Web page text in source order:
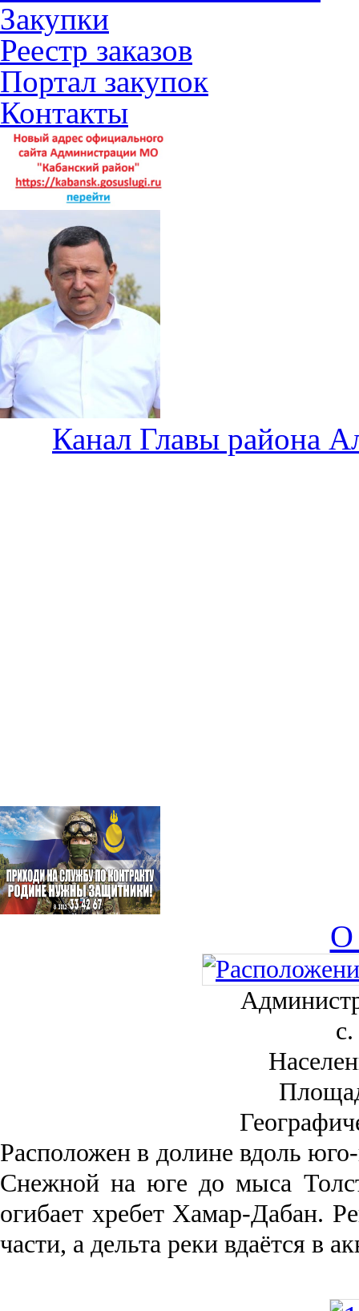
Закупки
Реестр заказов
Портал закупок
Контакты
Канал Главы района
О
Рас­положен в долине вдоль
Снежной на юге до мыса
огибает хребет Хамар-Дабан.
части, а дельта реки вда­ётся в